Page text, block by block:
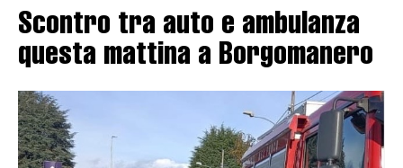
Scontro tra auto e ambulanza
questa mattina a Borgomanero